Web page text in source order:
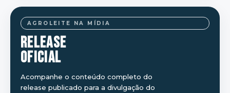
AGROLEITE NA MÍDIA
RELEASE
OFICIAL
Acompanhe o conteúdo completo do
release publicado para a divulgação do